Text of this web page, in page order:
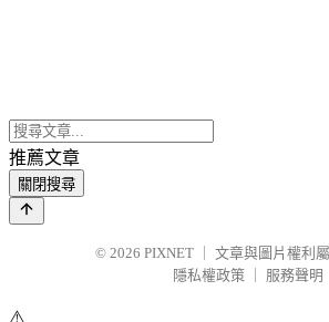
推薦文章
關閉搜尋
© 2026 PIXNET
文章與圖片權利
隱私權政策
服務聲明
⚠️